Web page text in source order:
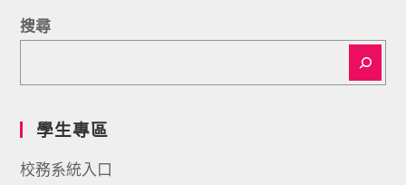
搜尋
學生專區
校務系統入口